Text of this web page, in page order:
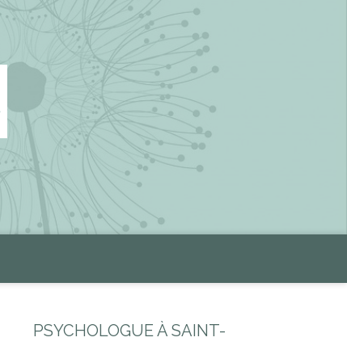
PSYCHOLOGUE À SAINT-